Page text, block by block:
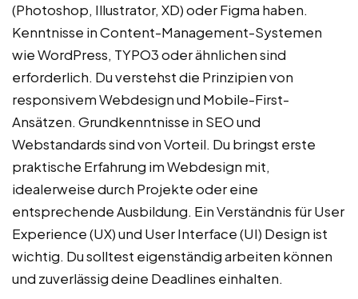
(Photoshop, Illustrator, XD) oder Figma haben.
Kenntnisse in Content-Management-Systemen
wie WordPress, TYPO3 oder ähnlichen sind
erforderlich. Du verstehst die Prinzipien von
responsivem Webdesign und Mobile-First-
Ansätzen. Grundkenntnisse in SEO und
Webstandards sind von Vorteil. Du bringst erste
praktische Erfahrung im Webdesign mit,
idealerweise durch Projekte oder eine
entsprechende Ausbildung. Ein Verständnis für User
Experience (UX) und User Interface (UI) Design ist
wichtig. Du solltest eigenständig arbeiten können
und zuverlässig deine Deadlines einhalten.